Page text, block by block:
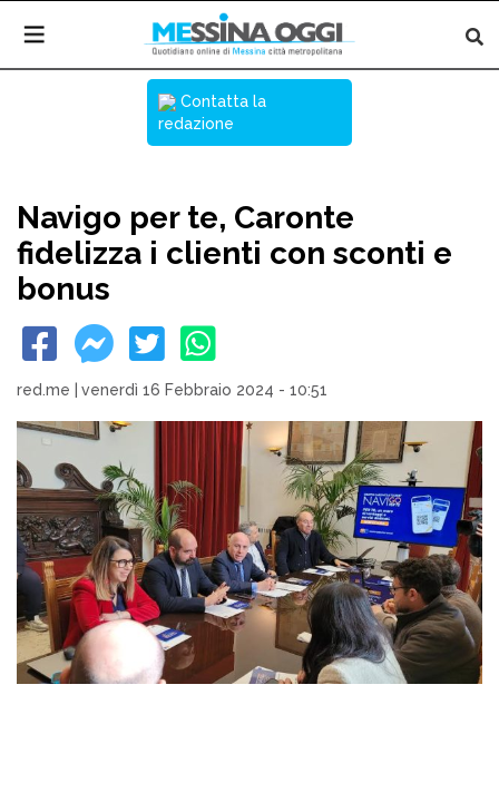
Contatta la
redazione
Navigo per te, Caronte
fidelizza i clienti con sconti e
bonus
red.me venerdì 16 Febbraio 2024 - 10:51